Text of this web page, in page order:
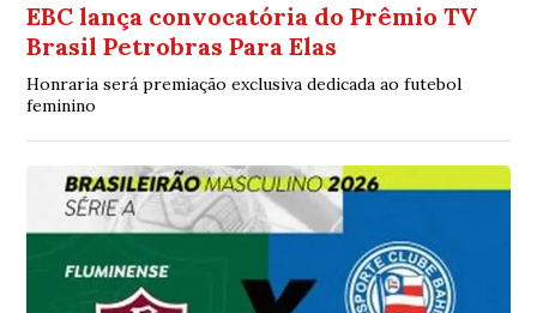
EBC lança convocatória do Prêmio TV
Brasil Petrobras Para Elas
Honraria será premiação exclusiva dedicada ao futebol
feminino